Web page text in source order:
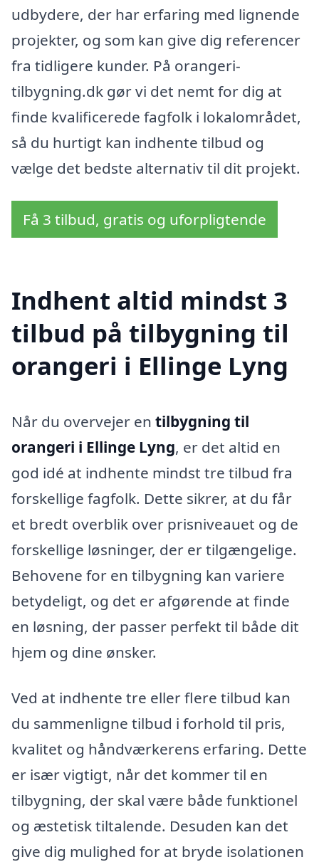
udbydere, der har erfaring med lignende
projekter, og som kan give dig referencer
fra tidligere kunder. På orangeri-
tilbygning.dk gør vi det nemt for dig at
finde kvalificerede fagfolk i lokalområdet,
så du hurtigt kan indhente tilbud og
vælge det bedste alternativ til dit projekt.
Få 3 tilbud, gratis og uforpligtende
Indhent altid mindst 3
tilbud på tilbygning til
orangeri i Ellinge Lyng
Når du overvejer en tilbygning til
orangeri i Ellinge Lyng, er det altid en
god idé at indhente mindst tre tilbud fra
forskellige fagfolk. Dette sikrer, at du får
et bredt overblik over prisniveauet og de
forskellige løsninger, der er tilgængelige.
Behovene for en tilbygning kan variere
betydeligt, og det er afgørende at finde
en løsning, der passer perfekt til både dit
hjem og dine ønsker.
Ved at indhente tre eller flere tilbud kan
du sammenligne tilbud i forhold til pris,
kvalitet og håndværkerens erfaring. Dette
er især vigtigt, når det kommer til en
tilbygning, der skal være både funktionel
og æstetisk tiltalende. Desuden kan det
give dig mulighed for at bryde isolationen